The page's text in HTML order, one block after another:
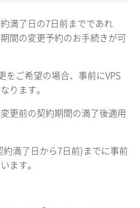
満了日の7日前までであれ
間の変更予約のお手続きが可
ご希望の場合、事前にVPS
ります。
更前の契約期間の満了後適用
満了日から7日前)までに事前
ます。